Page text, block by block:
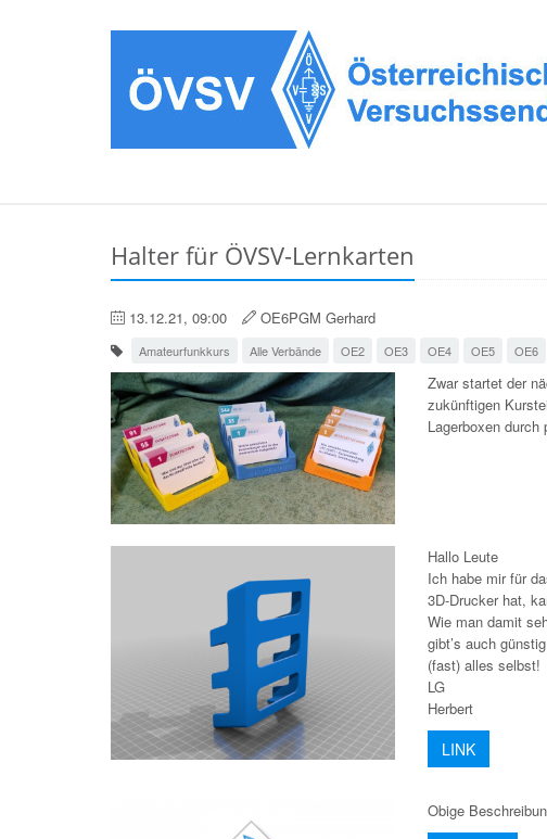
Halter für ÖVSV-Lernkarten
13.12.21, 09:00 OE6PGM Gerhard
Amateurfunkkurs Alle Verbände OE2 OE3 OE4 OE5 OE6
Zwar startet der
zukünftigen
Lagerboxen
Hallo Leute
Ich habe mir für
3D-Drucker hat,
Wie man damit
gibt’s auch
(fast) alles selbst!
LG
Herbert
LINK
Obige